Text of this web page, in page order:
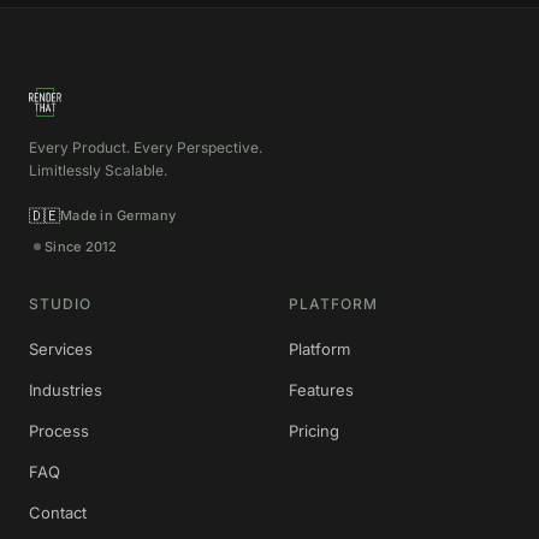
Every Product. Every Perspective.
Limitlessly Scalable.
🇩🇪Made in Germany
Since 2012
STUDIO
Services
Industries
Process
FAQ
Contact
PLATFORM
Platform
Features
Pricing